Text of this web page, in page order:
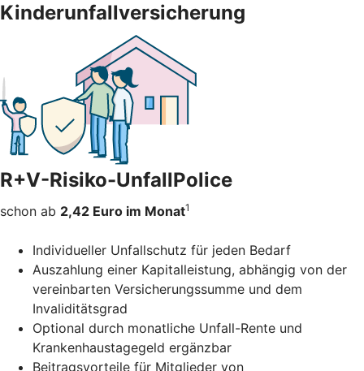
Kinderunfallversicherung
R+V-Risiko-UnfallPolice
schon ab 2,42 Euro im Monat1
Individueller Unfallschutz für jeden Bedarf
Auszahlung einer Kapitalleistung, abhängig von der
vereinbarten Versicherungssumme und dem
Invaliditätsgrad
Optional durch monatliche Unfall-Rente und
Krankenhaustagegeld ergänzbar
Beitragsvorteile für Mitglieder von